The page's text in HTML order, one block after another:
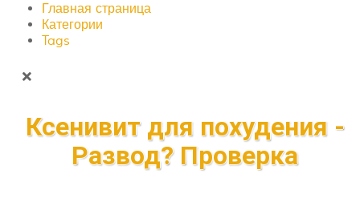
Главная страница
Категории
Tags
Ксенивит для похудения -
Развод? Проверка